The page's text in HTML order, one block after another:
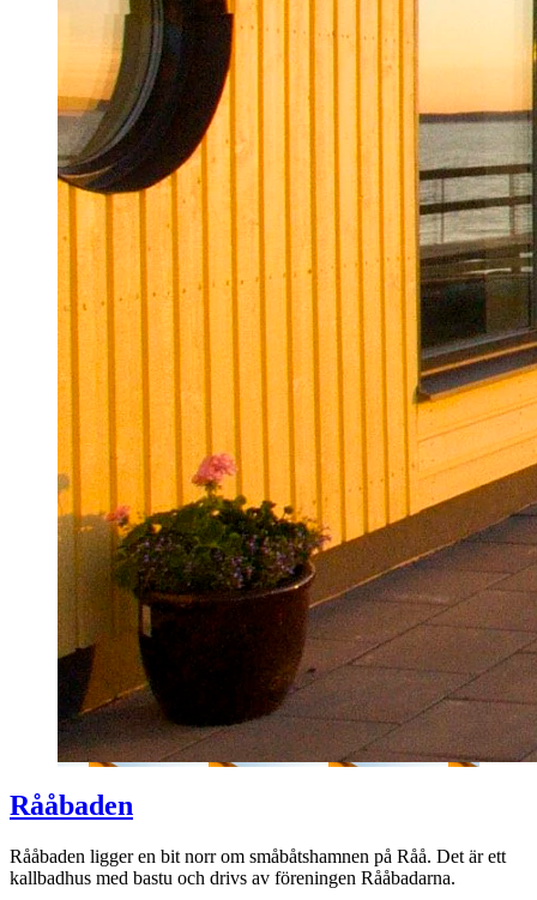
Rååbaden
Rååbaden ligger en bit norr om småbåtshamnen på Råå. Det är ett
kallbadhus med bastu och drivs av föreningen Rååbadarna.